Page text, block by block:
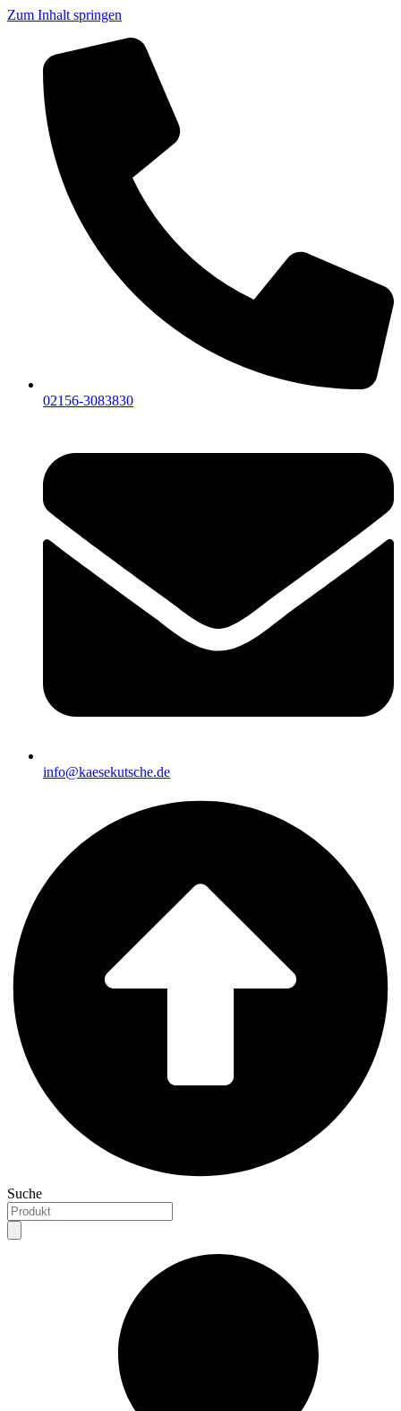
Zum Inhalt springen
02156-3083830
info@kaesekutsche.de
Suche